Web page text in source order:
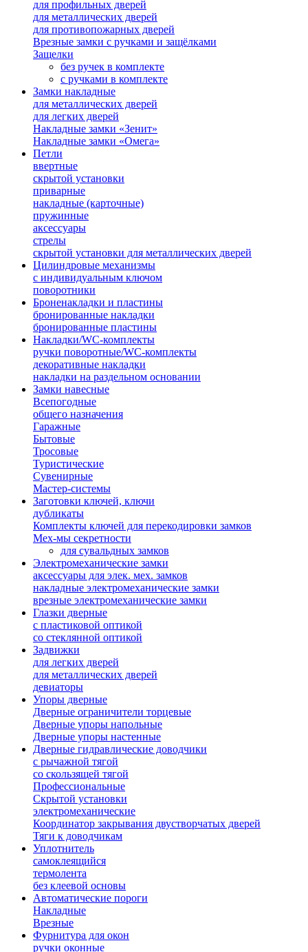
для профильных дверей
для металлических дверей
для противопожарных дверей
Врезные замки с ручками и защёлками
Защелки
без ручек в комплекте
с ручками в комплекте
Замки накладные
для металлических дверей
для легких дверей
Накладные замки «Зенит»
Накладные замки «Омега»
Петли
ввертные
скрытой установки
приварные
накладные (карточные)
пружинные
аксессуары
стрелы
скрытой установки для металлических дверей
Цилиндровые механизмы
с индивидуальным ключом
поворотники
Броненакладки и пластины
бронированные накладки
бронированные пластины
Накладки/WC-комплекты
ручки поворотные/WC-комплекты
декоративные накладки
накладки на раздельном основании
Замки навесные
Всепогодные
общего назначения
Гаражные
Бытовые
Тросовые
Туристические
Сувенирные
Мастер-системы
Заготовки ключей, ключи
дубликаты
Комплекты ключей для перекодировки замков
Мех-мы секретности
для сувальдных замков
Электромеханические замки
аксессуары для элек. мех. замков
накладные электромеханические замки
врезные электромеханические замки
Глазки дверные
с пластиковой оптикой
со стеклянной оптикой
Задвижки
для легких дверей
для металлических дверей
девиаторы
Упоры дверные
Дверные ограничители торцевые
Дверные упоры напольные
Дверные упоры настенные
Дверные гидравлические доводчики
с рычажной тягой
со скользящей тягой
Профессиональные
Скрытой установки
электромеханические
Координатор закрывания двустворчатых дверей
Тяги к доводчикам
Уплотнитель
самоклеящийся
термолента
без клеевой основы
Автоматические пороги
Накладные
Врезные
Фурнитура для окон
ручки оконные